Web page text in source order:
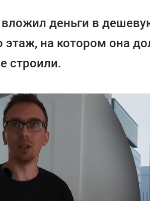
деньги в
этаж, на котором она
строили.